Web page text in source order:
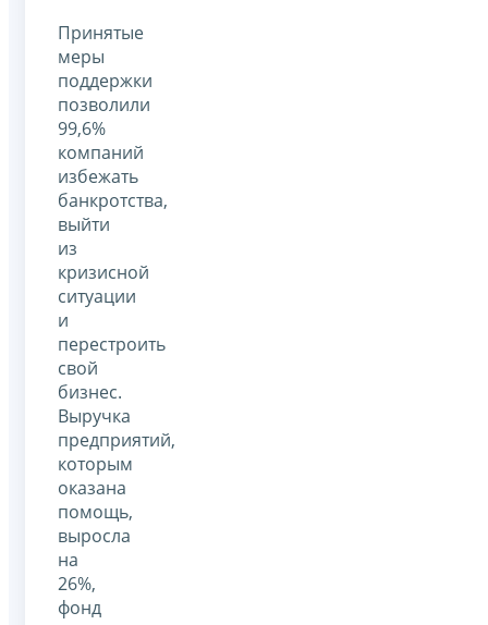
Принятые
меры
поддержки
позволили
99,6%
компаний
избежать
банкротства,
выйти
из
кризисной
ситуации
и
перестроить
свой
бизнес.
Выручка
предприятий,
которым
оказана
помощь,
выросла
на
26%,
фонд